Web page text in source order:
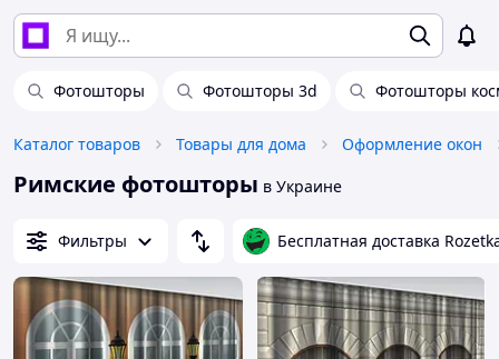
Фотошторы Фотошторы 3d Фотошторы
Каталог товаров Товары для дома Оформление окон
Римские фотошторы в Украине
Фильтры Бесплатная доставка